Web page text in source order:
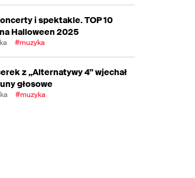
i spektakle. TOP 10
Halloween 2025
#muzyka
z „Alternatywy 4” wjechał
głosowe
#muzyka